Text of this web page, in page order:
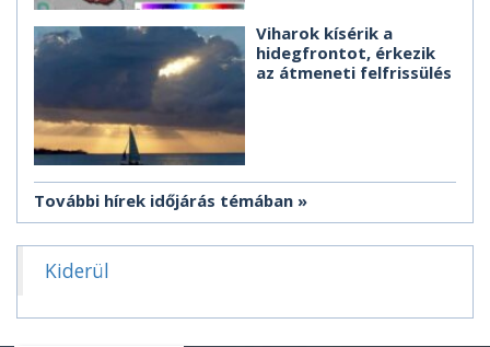
Viharok kísérik a
hidegfrontot, érkezik
az átmeneti felfrissülés
További hírek időjárás témában
Kiderül